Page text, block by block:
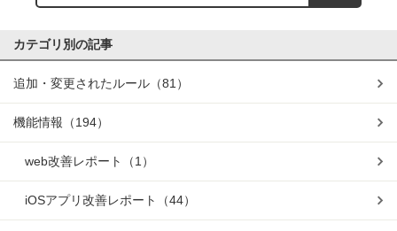
カテゴリ別の記事
追加・変更されたルール （81）
機能情報 （194）
web改善レポート （1）
iOSアプリ改善レポート （44）